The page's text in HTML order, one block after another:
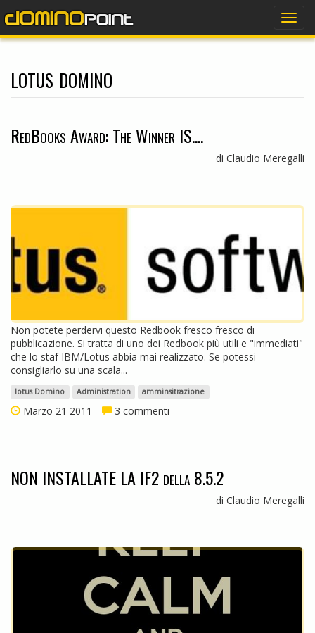
lotus domino
RedBooks Award: The Winner IS....
di Claudio Meregalli
Non potete perdervi questo Redbook fresco fresco di
pubblicazione. Si tratta di uno dei Redbook più utili e "immediati"
che lo staf IBM/Lotus abbia mai realizzato. Se potessi
consigliarlo su una scala...
lotus Domino Administration amminsitrazione
Marzo 21 2011 3 commenti
NON INSTALLATE LA IF2 della 8.5.2
di Claudio Meregalli